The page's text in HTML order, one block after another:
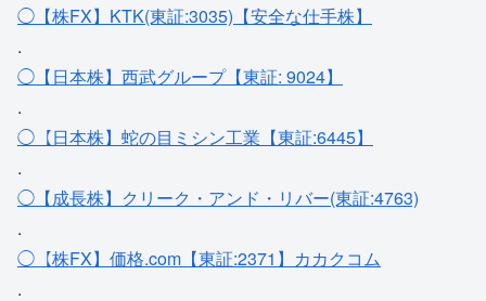
◯【株FX】KTK(東証:3035)【安全な仕手株】
.
◯【日本株】西武グループ【東証: 9024】
.
◯【日本株】蛇の目ミシン工業【東証:6445】
.
◯【成長株】クリーク・アンド・リバー(東証:4763)
.
◯【株FX】価格.com【東証:2371】カカクコム
.